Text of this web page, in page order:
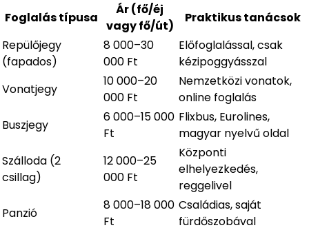
Foglalás típusa
Ár (fő/éj
vagy fő/út)
Praktikus tanácsok
Repülőjegy
(fapados)
8 000–30
000 Ft
Előfoglalással, csak
kézipoggyásszal
Vonatjegy
10 000–20
000 Ft
Nemzetközi vonatok,
online foglalás
Buszjegy
6 000–15 000
Ft
Flixbus, Eurolines,
magyar nyelvű oldal
Szálloda (2
csillag)
12 000–25
000 Ft
Központi
elhelyezkedés,
reggelivel
Panzió
8 000–18 000
Ft
Családias, saját
fürdőszobával